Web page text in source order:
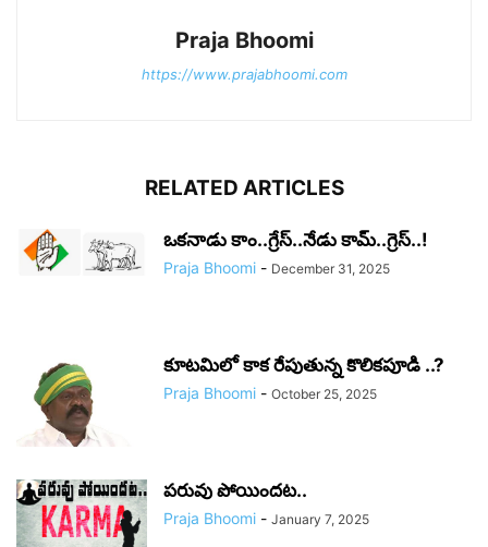
Praja Bhoomi
https://www.prajabhoomi.com
RELATED ARTICLES
ఒకనాడు కాం..గ్రేస్..నేడు కామ్..గ్రెస్..!
Praja Bhoomi - December 31, 2025
కూటమిలో కాక రేపుతున్న కొలికపూడి ..?
Praja Bhoomi - October 25, 2025
పరువు పోయిందట..
Praja Bhoomi - January 7, 2025